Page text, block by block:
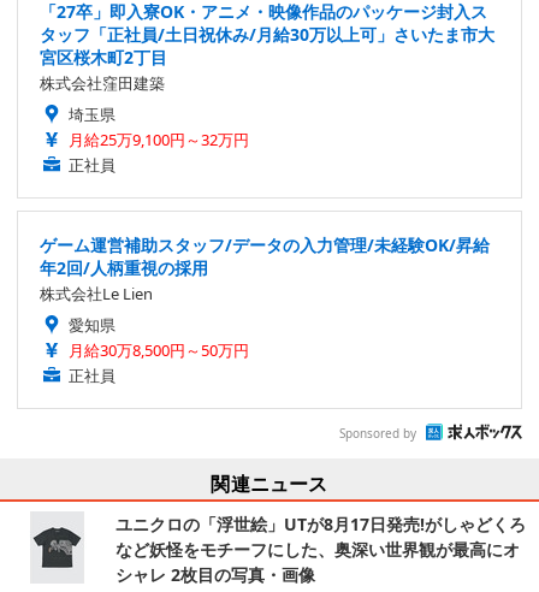
「27卒」即入寮OK・アニメ・映像作品のパッケージ封入ス
タッフ「正社員/土日祝休み/月給30万以上可」さいたま市大
宮区桜木町2丁目
株式会社窪田建築
埼玉県
月給25万9,100円～32万円
正社員
ゲーム運営補助スタッフ/データの入力管理/未経験OK/昇給
年2回/人柄重視の採用
株式会社Le Lien
愛知県
月給30万8,500円～50万円
正社員
Sponsored by
関連ニュース
ユニクロの「浮世絵」UTが8月17日発売!がしゃどくろ
など妖怪をモチーフにした、奥深い世界観が最高にオ
シャレ 2枚目の写真・画像